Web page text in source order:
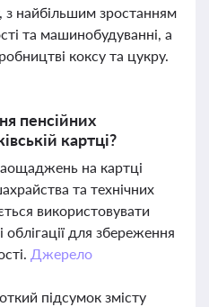
найбільшим зростанням
та машинобудуванні, а
коксу та цукру.
пенсійних
картці?
на картці
та технічних
використовувати
для збереження
Джерело
підсумок змісту